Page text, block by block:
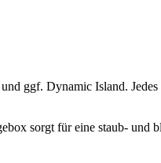
ggf. Dynamic Island.
sorgt für eine staub- und